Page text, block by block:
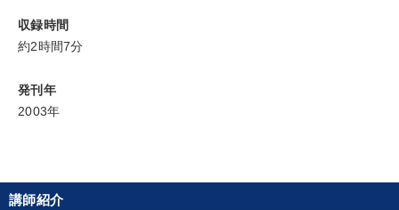
local_offer タグから探す
すべての音声・動画（全2077タイトル）からお探しいただけます
タグ・キーワード
リピート 中小企業 FCビジネス 労務問題・人事対策
収録時間
約2時間7分
発刊年
2003年
講師紹介